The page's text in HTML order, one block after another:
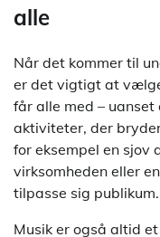
alle
Når det kommer til
er det vigtigt at
får alle med –
aktiviteter, der
for eksempel en sjov
virksomheden eller
tilpasse sig publikum.
Musik er også altid